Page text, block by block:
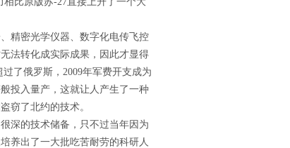
精密光学仪器、数字化电传飞控
法转化成实际成果，因此才显得
了俄罗斯，2009年军费开支成为
投入量产，这就让人产生了一种
窃了北约的技术。
深的技术储备，只不过当年因为
养出了一大批吃苦耐劳的科研人